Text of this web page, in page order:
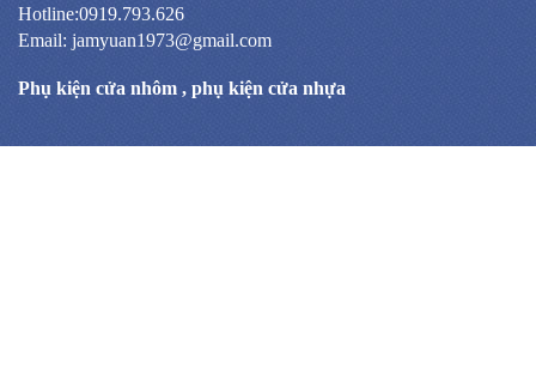
Hotline:0919.793.626
Email: jamyuan1973@gmail.com
Phụ kiện cửa nhôm , phụ kiện cửa nhựa